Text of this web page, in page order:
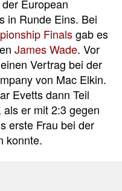
European
in Runde Eins. Bei
Finalsgab es
James Wade. Vor
Vertrag bei der
von Mac Elkin.
Evetts dann Teil
er mit 2:3 gegen
erste Frau bei der
konnte.